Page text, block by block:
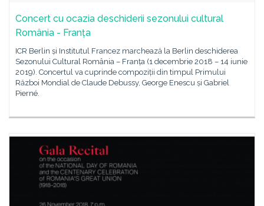
Concert cu ocazia deschiderii sezonului cultural
România - Franța
ICR Berlin și Institutul Francez marchează la Berlin deschiderea
Sezonului Cultural România – Franța (1 decembrie 2018 – 14 iunie
2019). Concertul va cuprinde compoziții din timpul Primului
Război Mondial de Claude Debussy, George Enescu și Gabriel
Pierné.